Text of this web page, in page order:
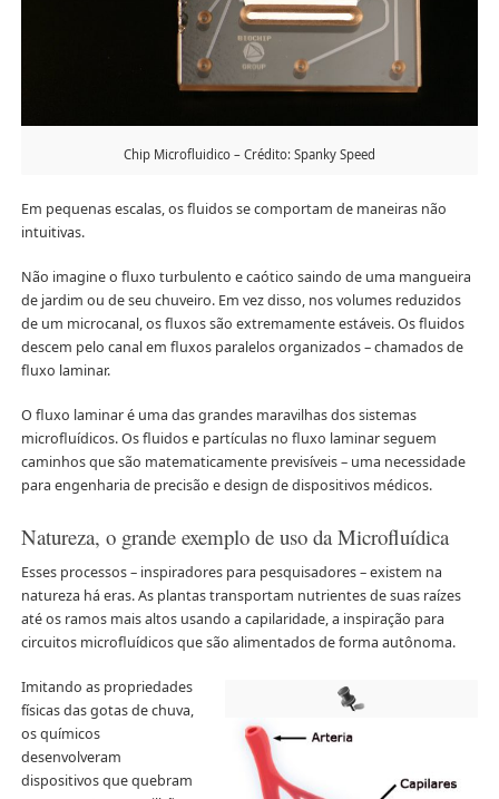
Chip Microfluidico – Crédito: Spanky Speed
Em pequenas escalas, os fluidos se comportam de maneiras não
intuitivas.
Não imagine o fluxo turbulento e caótico saindo de uma mangueira
de jardim ou de seu chuveiro. Em vez disso, nos volumes reduzidos
de um microcanal, os fluxos são extremamente estáveis. Os fluidos
descem pelo canal em fluxos paralelos organizados – chamados de
fluxo laminar.
O fluxo laminar é uma das grandes maravilhas dos sistemas
microfluídicos. Os fluidos e partículas no fluxo laminar seguem
caminhos que são matematicamente previsíveis – uma necessidade
para engenharia de precisão e design de dispositivos médicos.
Natureza, o grande exemplo de uso da Microfluídica
Esses processos – inspiradores para pesquisadores – existem na
natureza há eras. As plantas transportam nutrientes de suas raízes
até os ramos mais altos usando a capilaridade, a inspiração para
circuitos microfluídicos que são alimentados de forma autônoma.
Imitando as propriedades
físicas das gotas de chuva,
os químicos
desenvolveram
dispositivos que quebram